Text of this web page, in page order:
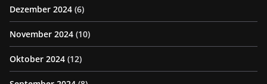
Dezember 2024 (6)
November 2024 (10)
Oktober 2024 (12)